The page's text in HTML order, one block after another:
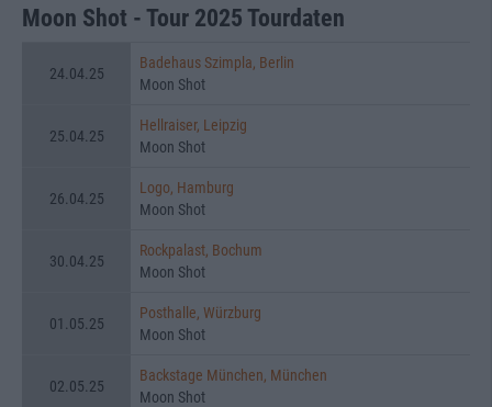
Moon Shot - Tour 2025 Tourdaten
24.04.25
Badehaus Szimpla, Berlin
Moon Shot
25.04.25
Hellraiser, Leipzig
Moon Shot
26.04.25
Logo, Hamburg
Moon Shot
30.04.25
Rockpalast, Bochum
Moon Shot
01.05.25
Posthalle, Würzburg
Moon Shot
02.05.25
Backstage München, München
Moon Shot